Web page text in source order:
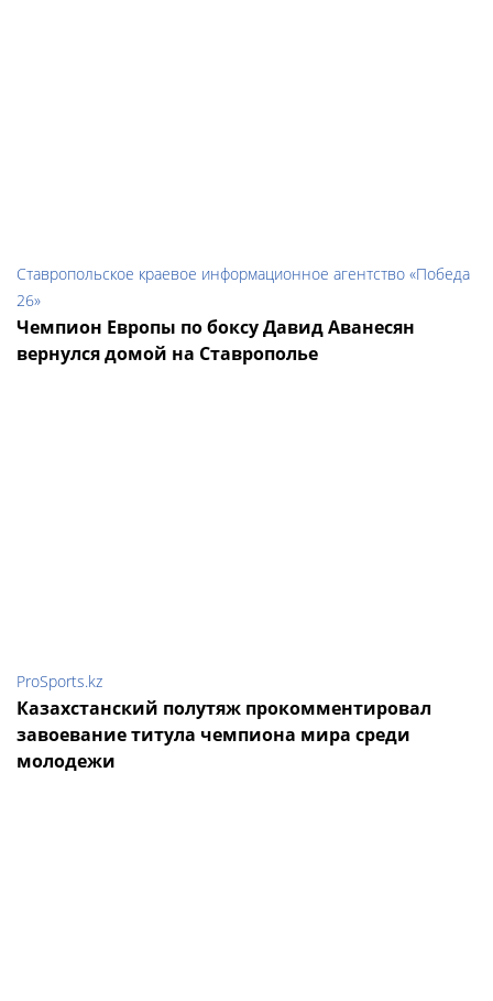
Ставропольское краевое информационное агентство «Победа
26»
Чемпион Европы по боксу Давид Аванесян
вернулся домой на Ставрополье
ProSports.kz
Казахстанский полутяж прокомментировал
завоевание титула чемпиона мира среди
молодежи